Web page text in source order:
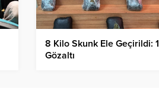
8 Kilo Skunk Ele Geçirildi: 1
Gözaltı